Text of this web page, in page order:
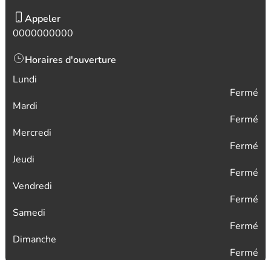
Appeler
0000000000
Horaires d'ouverture
Lundi
Fermé
Mardi
Fermé
Mercredi
Fermé
Jeudi
Fermé
Vendredi
Fermé
Samedi
Fermé
Dimanche
Fermé